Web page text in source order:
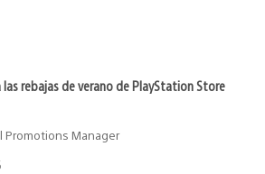
las rebajas de verano de PlayStation Store
Promotions Manager